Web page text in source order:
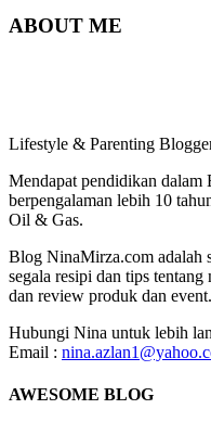
ABOUT ME
Lifestyle & Parenting
Mendapat pendidikan dalam
berpengalaman lebih 10
Oil & Gas.
Blog NinaMirza.com adalah
segala resipi dan tips
dan review produk dan event.
Hubungi Nina untuk lebih
Email :
AWESOME BLOG